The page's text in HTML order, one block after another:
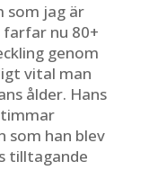
som jag är
nu 80+
genom
vital man
ålder. Hans
som han blev
tilltagande